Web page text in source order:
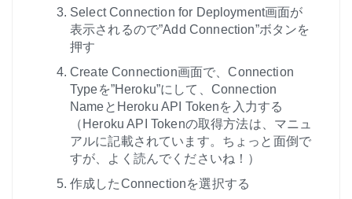
Select Connection for Deployment画面が
表示されるので”Add Connection”ボタンを
押す
Create Connection画面で、Connection
Typeを”Heroku”にして、Connection
NameとHeroku API Tokenを入力する
（Heroku API Tokenの取得方法は、マニュ
アルに記載されています。ちょっと面倒で
すが、よく読んでくださいね！）
作成したConnectionを選択する